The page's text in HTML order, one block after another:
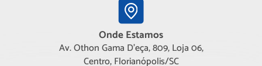
Onde Estamos
Av. Othon Gama D'eça, 809, Loja 06,
Centro, Florianópolis/SC